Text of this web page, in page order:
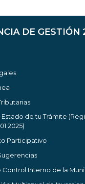
DE
Estado de tu Trámite
Participativo
Control Interno de la